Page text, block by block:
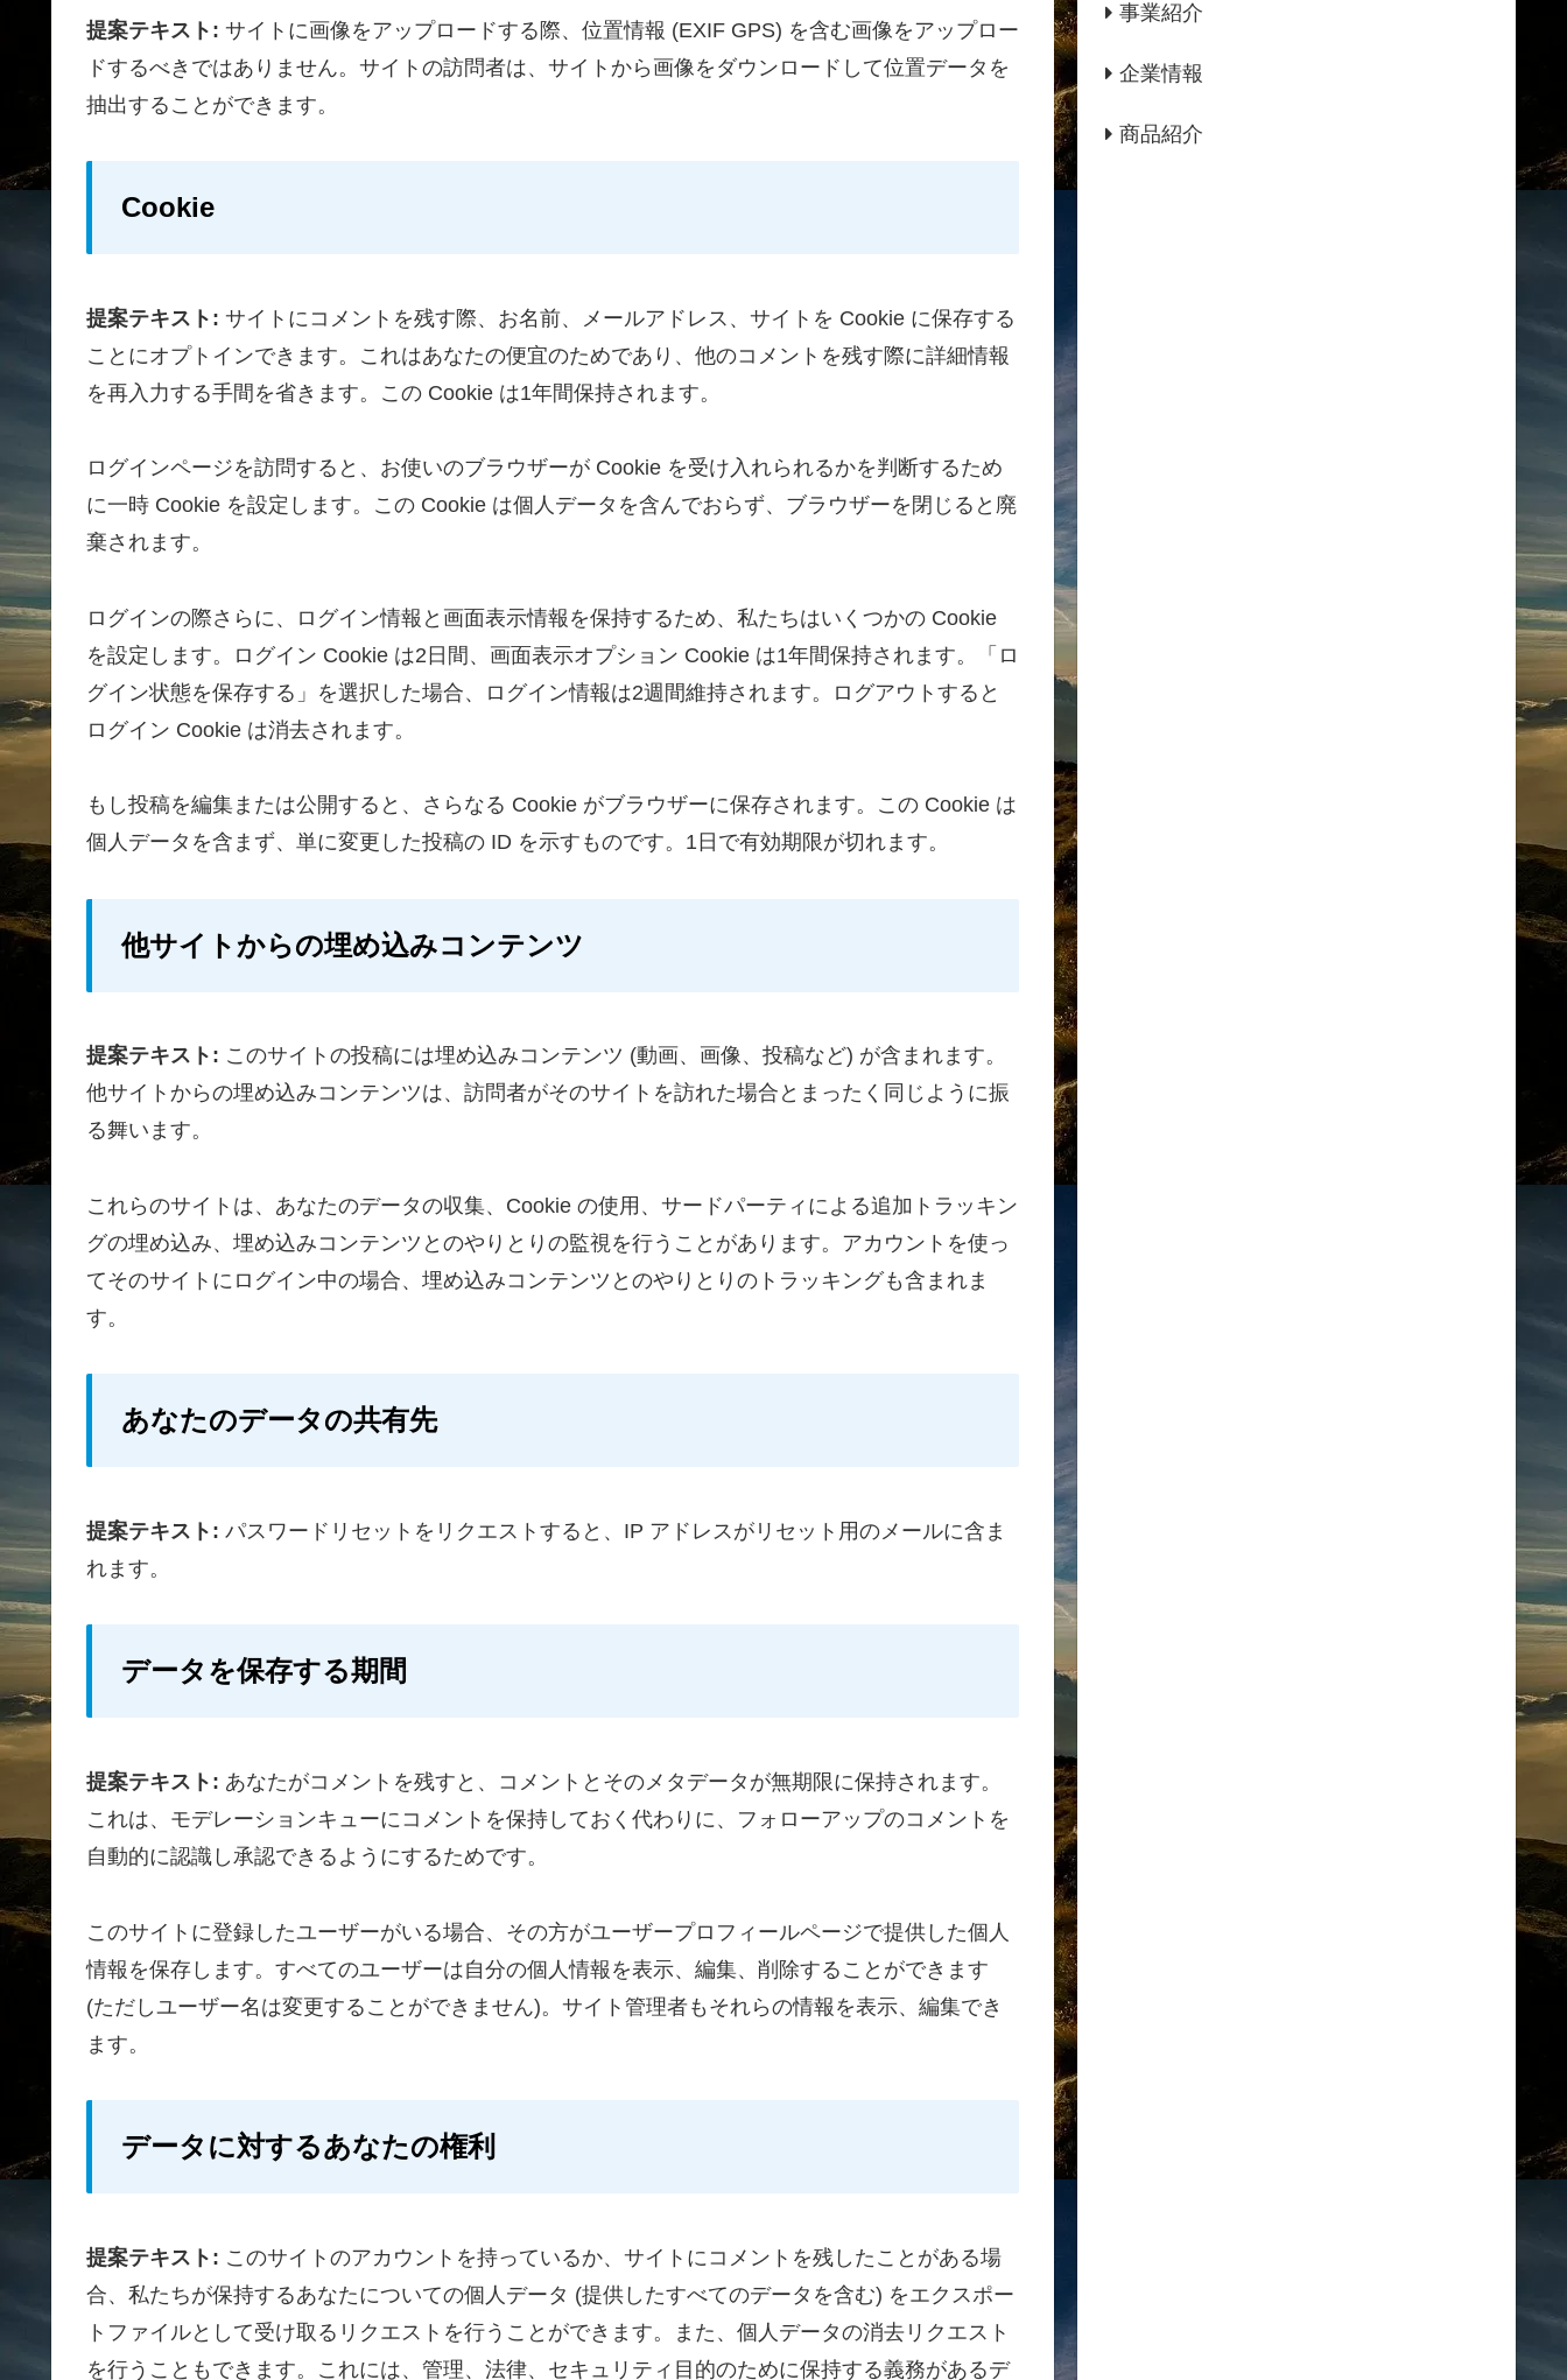
提案テキスト: サイトに画像をアップロードする際、位置情報 (EXIF GPS) を含む画像をアップロー
ドするべきではありません。サイトの訪問者は、サイトから画像をダウンロードして位置データを
抽出することができます。
Cookie
提案テキスト: サイトにコメントを残す際、お名前、メールアドレス、サイトを Cookie に保存する
ことにオプトインできます。これはあなたの便宜のためであり、他のコメントを残す際に詳細情報
を再入力する手間を省きます。この Cookie は1年間保持されます。
ログインページを訪問すると、お使いのブラウザーが Cookie を受け入れられるかを判断するため
に一時 Cookie を設定します。この Cookie は個人データを含んでおらず、ブラウザーを閉じると廃
棄されます。
ログインの際さらに、ログイン情報と画面表示情報を保持するため、私たちはいくつかの Cookie
を設定します。ログイン Cookie は2日間、画面表示オプション Cookie は1年間保持されます。「ロ
グイン状態を保存する」を選択した場合、ログイン情報は2週間維持されます。ログアウトすると
ログイン Cookie は消去されます。
もし投稿を編集または公開すると、さらなる Cookie がブラウザーに保存されます。この Cookie は
個人データを含まず、単に変更した投稿の ID を示すものです。1日で有効期限が切れます。
他サイトからの埋め込みコンテンツ
提案テキスト: このサイトの投稿には埋め込みコンテンツ (動画、画像、投稿など) が含まれます。
他サイトからの埋め込みコンテンツは、訪問者がそのサイトを訪れた場合とまったく同じように振
る舞います。
これらのサイトは、あなたのデータの収集、Cookie の使用、サードパーティによる追加トラッキン
グの埋め込み、埋め込みコンテンツとのやりとりの監視を行うことがあります。アカウントを使っ
てそのサイトにログイン中の場合、埋め込みコンテンツとのやりとりのトラッキングも含まれま
す。
あなたのデータの共有先
提案テキスト: パスワードリセットをリクエストすると、IP アドレスがリセット用のメールに含ま
れます。
データを保存する期間
提案テキスト: あなたがコメントを残すと、コメントとそのメタデータが無期限に保持されます。
これは、モデレーションキューにコメントを保持しておく代わりに、フォローアップのコメントを
自動的に認識し承認できるようにするためです。
このサイトに登録したユーザーがいる場合、その方がユーザープロフィールページで提供した個人
情報を保存します。すべてのユーザーは自分の個人情報を表示、編集、削除することができます
(ただしユーザー名は変更することができません)。サイト管理者もそれらの情報を表示、編集でき
ます。
データに対するあなたの権利
提案テキスト: このサイトのアカウントを持っているか、サイトにコメントを残したことがある場
合、私たちが保持するあなたについての個人データ (提供したすべてのデータを含む) をエクスポー
トファイルとして受け取るリクエストを行うことができます。また、個人データの消去リクエスト
を行うこともできます。これには、管理、法律、セキュリティ目的のために保持する義務があるデ
事業紹介
企業情報
商品紹介